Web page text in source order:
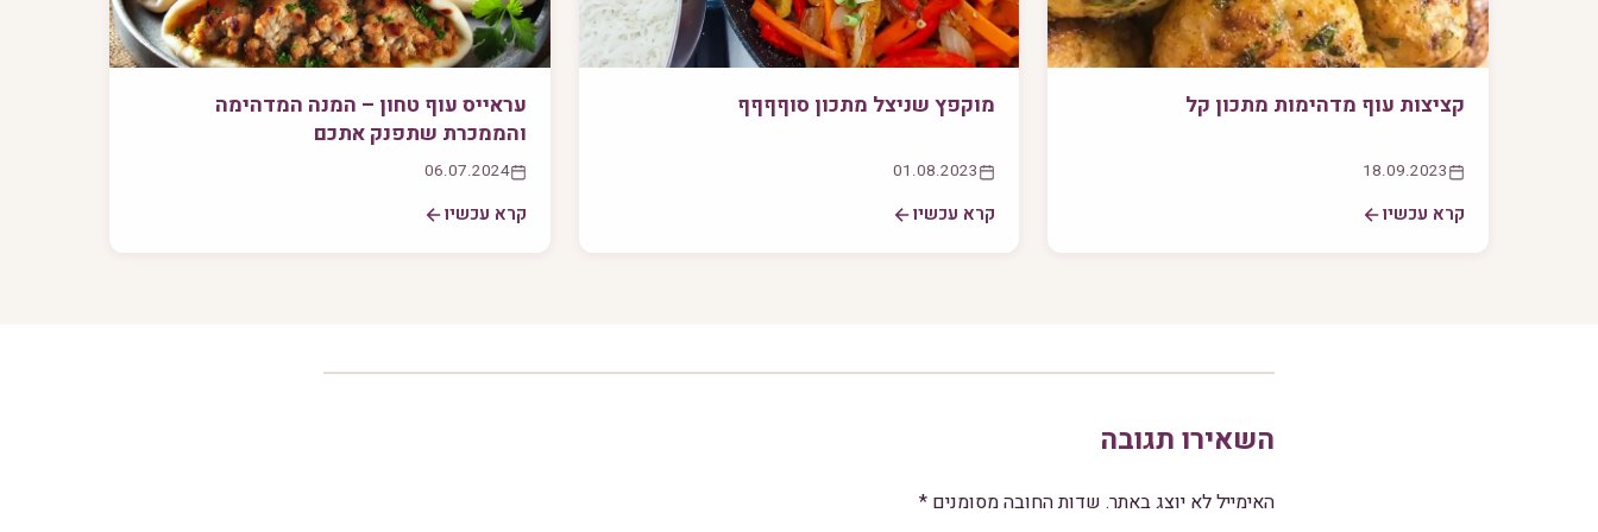
קציצות עוף מדהימות מתכון קל
18.09.2023
קרא עכשיו
מוקפץ שניצל מתכון סוףףףף
01.08.2023
קרא עכשיו
עראייס עוף טחון – המנה המדהימה
והממכרת שתפנק אתכם
06.07.2024
קרא עכשיו
השאירו תגובה
האימייל לא יוצג באתר. שדות החובה מסומנים *